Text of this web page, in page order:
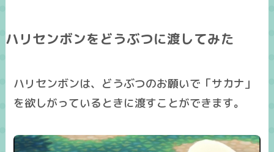
ハリセンボンをどうぶつに渡してみた
ハリセンボンは、どうぶつのお願いで「サカナ」
を欲しがっているときに渡すことができます。